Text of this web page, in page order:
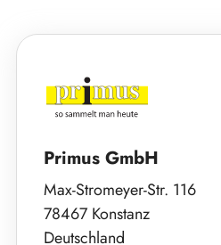
Primus GmbH
Max-Stromeyer-Str. 116
78467 Konstanz
Deutschland